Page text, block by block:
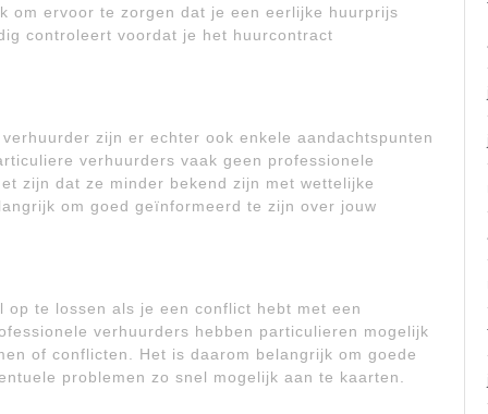
om ervoor te zorgen dat je een eerlijke huurprijs
controleert voordat je het huurcontract
zijn er echter ook enkele aandachtspunten
verhuurders vaak geen professionele
zijn dat ze minder bekend zijn met wettelijke
om goed geïnformeerd te zijn over jouw
te lossen als je een conflict hebt met een
verhuurders hebben particulieren mogelijk
of conflicten. Het is daarom belangrijk om goede
problemen zo snel mogelijk aan te kaarten.